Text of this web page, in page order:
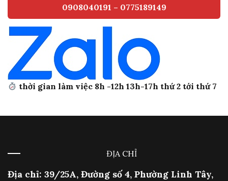
0908040191 – 0775189149
thời gian làm việc 8h -12h 13h-17h thứ 2 tới thứ 7
ĐỊA CHỈ
Địa chỉ: 39/25A, Đường số 4, Phường Linh Tây,